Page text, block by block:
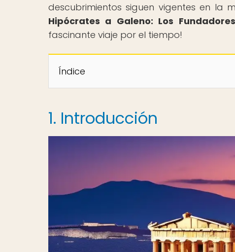
descubrimientos siguen vigentes en la
Hipócrates a Galeno: Los
fascinante viaje por el tiempo!
Índice
1. Introducción